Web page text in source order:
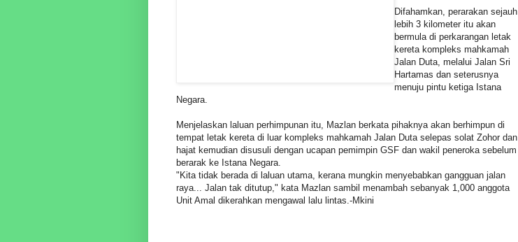
Difahamkan, perarakan sejauh
lebih 3 kilometer itu akan
bermula di perkarangan letak
kereta kompleks mahkamah
Jalan Duta, melalui Jalan Sri
Hartamas dan seterusnya
menuju pintu ketiga Istana
Negara.
Menjelaskan laluan perhimpunan itu, Mazlan berkata pihaknya akan berhimpun di
tempat letak kereta di luar kompleks mahkamah Jalan Duta selepas solat Zohor dan
hajat kemudian disusuli dengan ucapan pemimpin GSF dan wakil peneroka sebelum
berarak ke Istana Negara.
"Kita tidak berada di laluan utama, kerana mungkin menyebabkan gangguan jalan
raya... Jalan tak ditutup," kata Mazlan sambil menambah sebanyak 1,000 anggota
Unit Amal dikerahkan mengawal lalu lintas.-Mkini